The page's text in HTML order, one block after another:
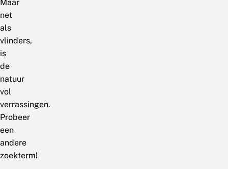
Maar
net
als
vlinders,
is
de
natuur
vol
verrassingen.
Probeer
een
andere
zoekterm!